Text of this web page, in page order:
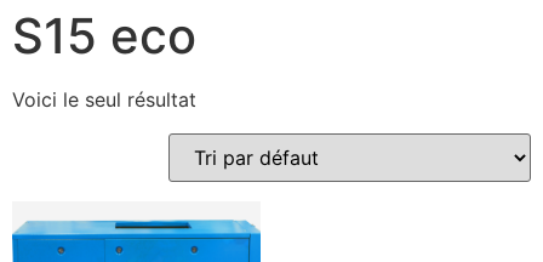
S15 eco
Voici le seul résultat